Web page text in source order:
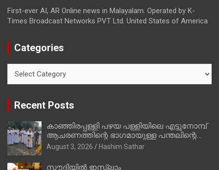
First-ever AI, AR Online news in Malayalam. Operated by K-
Times Broadcast Networks PVT Ltd. United States of America
Categories
Recent Posts
കാഞ്ഞിരപ്പള്ളി പഴയ പള്ളിയിലെ എട്ടുനോമ്പ്
ആചരണത്തിന്റെ ഭാഗമായുള്ള പന്തലിന്റെ
കാൽനാട്ട് കർമ്മം ആർച്ച് പ്രീസ്റ്റ് വെരി.
റവ.ഫാ. കുര്യൻ താമരശ്ശേരി നിർവഹിക്കുന്നു.
August 3, 2026 Hashim Sathar
സൗദിയില്‍ ഇസ്‌ലാം